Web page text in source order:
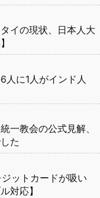
イの現状、日本人大
人に1人がインド人
一教会の公式見解、
た
ットカードが吸い
対応】